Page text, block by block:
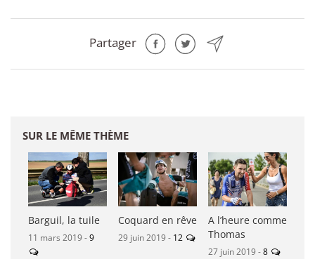
Partager
SUR LE MÊME THÈME
Barguil, la tuile
11 mars 2019 -9
Coquard en rêve
29 juin 2019 - 12
A l’heure comme
Thomas
27 juin 2019 -8